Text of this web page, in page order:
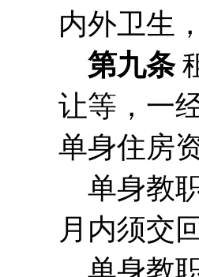
内外卫生
第九条
让等，一
单身住房
单身教
月内须交
单身教